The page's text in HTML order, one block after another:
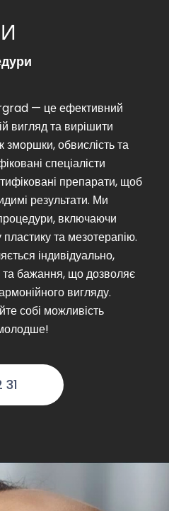
— це ефективний
вигляд та вирішити
зморшки, обвислість та
спеціалісти
препарати, щоб
результати. Ми
включаючи
та мезотерапію.
індивідуально,
бажання, що дозволяє
вигляду.
собі можливість